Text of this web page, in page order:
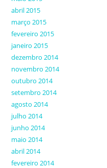
abril 2015
março 2015
fevereiro 2015
janeiro 2015
dezembro 2014
novembro 2014
outubro 2014
setembro 2014
agosto 2014
julho 2014
junho 2014
maio 2014
abril 2014
fevereiro 2014